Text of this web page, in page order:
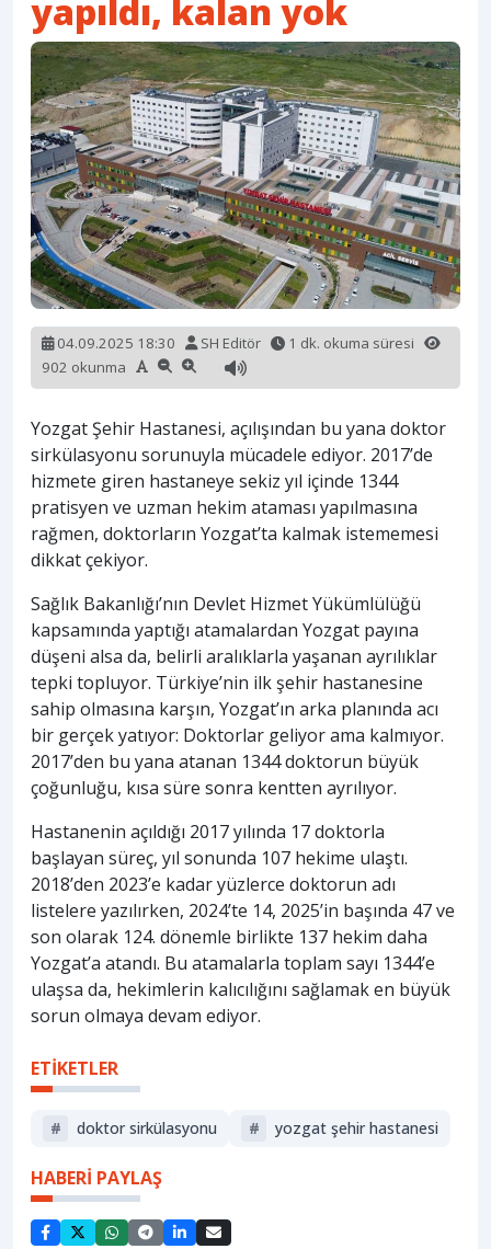
yapıldı, kalan yok
04.09.2025 18:30 SH Editör
1 dk. okuma süresi
902 okunma
Yozgat Şehir Hastanesi, açılışından bu yana doktor
sirkülasyonu sorunuyla mücadele ediyor. 2017’de
hizmete giren hastaneye sekiz yıl içinde 1344
pratisyen ve uzman hekim ataması yapılmasına
rağmen, doktorların Yozgat’ta kalmak istememesi
dikkat çekiyor.
Sağlık Bakanlığı’nın Devlet Hizmet Yükümlülüğü
kapsamında yaptığı atamalardan Yozgat payına
düşeni alsa da, belirli aralıklarla yaşanan ayrılıklar
tepki topluyor. Türkiye’nin ilk şehir hastanesine
sahip olmasına karşın, Yozgat’ın arka planında acı
bir gerçek yatıyor: Doktorlar geliyor ama kalmıyor.
2017’den bu yana atanan 1344 doktorun büyük
çoğunluğu, kısa süre sonra kentten ayrılıyor.
Hastanenin açıldığı 2017 yılında 17 doktorla
başlayan süreç, yıl sonunda 107 hekime ulaştı.
2018’den 2023’e kadar yüzlerce doktorun adı
listelere yazılırken, 2024’te 14, 2025’in başında 47 ve
son olarak 124. dönemle birlikte 137 hekim daha
Yozgat’a atandı. Bu atamalarla toplam sayı 1344’e
ulaşsa da, hekimlerin kalıcılığını sağlamak en büyük
sorun olmaya devam ediyor.
ETİKETLER
# doktor sirkülasyonu # yozgat şehir hastanesi
HABERİ PAYLAŞ